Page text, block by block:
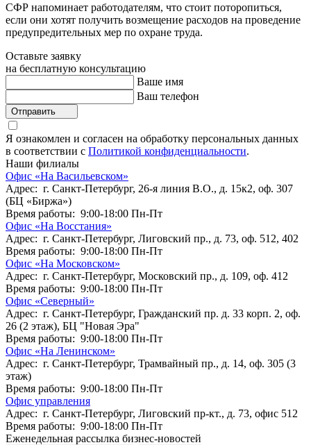
СФР напоминает работодателям, что стоит поторопиться,
если они хотят получить возмещение расходов на проведение
предупредительных мер по охране труда.
Оставьте заявку
на бесплатную консультацию
Ваше имя
Ваш телефон
Отправить
Я ознакомлен и согласен на обработку персональных данных
в соответствии с Политикой конфиденциальности.
Наши филиалы
Офис «На Васильевском»
Адрес: г. Санкт-Петербург, 26-я линия В.О., д. 15к2, оф. 307
(БЦ «Биржа»)
Время работы: 9:00-18:00 Пн-Пт
Офис «На Восстания»
Адрес: г. Санкт-Петербург, Лиговский пр., д. 73, оф. 512, 402
Время работы: 9:00-18:00 Пн-Пт
Офис «На Московском»
Адрес: г. Санкт-Петербург, Московский пр., д. 109, оф. 412
Время работы: 9:00-18:00 Пн-Пт
Офис «Северный»
Адрес: г. Санкт-Петербург, Гражданский пр. д. 33 корп. 2, оф.
26 (2 этаж), БЦ "Новая Эра"
Время работы: 9:00-18:00 Пн-Пт
Офис «На Ленинском»
Адрес: г. Санкт-Петербург, Трамвайный пр., д. 14, оф. 305 (3
этаж)
Время работы: 9:00-18:00 Пн-Пт
Офис управления
Адрес: г. Санкт-Петербург, Лиговский пр-кт., д. 73, офис 512
Время работы: 9:00-18:00 Пн-Пт
Еженедельная рассылка бизнес-новостей